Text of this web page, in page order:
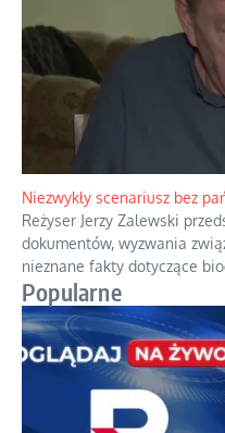
Niezwykły scenariusz bez
Reżyser Jerzy Zalewski
dokumentów, wyzwania
nieznane fakty dotyczące
Popularne